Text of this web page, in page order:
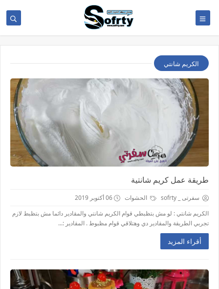
الكريم شانتي
طريقة عمل كريم شانتية
سفرتى _ sofrty الحشوات
06 أكتوبر 2019
الكريم شانتي : لو مش بتظبطي قوام الكريم شانتي والمقادير دائما مش بتظبط لازم
تجربي الطريقة والمقادير دي وهتلاقي قوام مظبوط . المقادير :...
أقراء المزيد